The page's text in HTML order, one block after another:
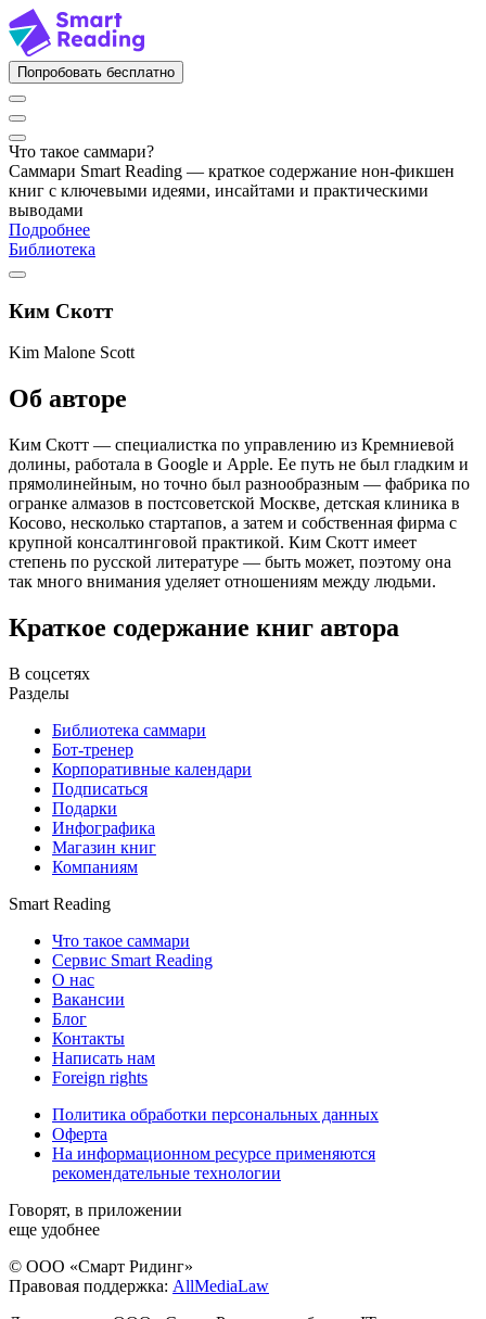
Попробовать бесплатно
Что такое саммари?
Саммари Smart Reading — краткое содержание нон-фикшен
книг с ключевыми идеями, инсайтами и практическими
выводами
Подробнее
Библиотека
Ким Скотт
Kim Malone Scott
Об авторе
Ким Скотт — специалистка по управлению из Кремниевой
долины, работала в Google и Apple. Ее путь не был гладким и
прямолинейным, но точно был разнообразным — фабрика по
огранке алмазов в постсоветской Москве, детская клиника в
Косово, несколько стартапов, а затем и собственная фирма с
крупной консалтинговой практикой. Ким Скотт имеет
степень по русской литературе — быть может, поэтому она
так много внимания уделяет отношениям между людьми.
Краткое содержание книг автора
В соцсетях
Разделы
Библиотека саммари
Бот-тренер
Корпоративные календари
Подписаться
Подарки
Инфографика
Магазин книг
Компаниям
Smart Reading
Что такое саммари
Сервис Smart Reading
О нас
Вакансии
Блог
Контакты
Написать нам
Foreign rights
Политика обработки персональных данных
Оферта
На информационном ресурсе применяются
рекомендательные технологии
Говорят, в приложении
еще удобнее
© ООО «Смарт Ридинг»
Правовая поддержка: AllMediaLaw